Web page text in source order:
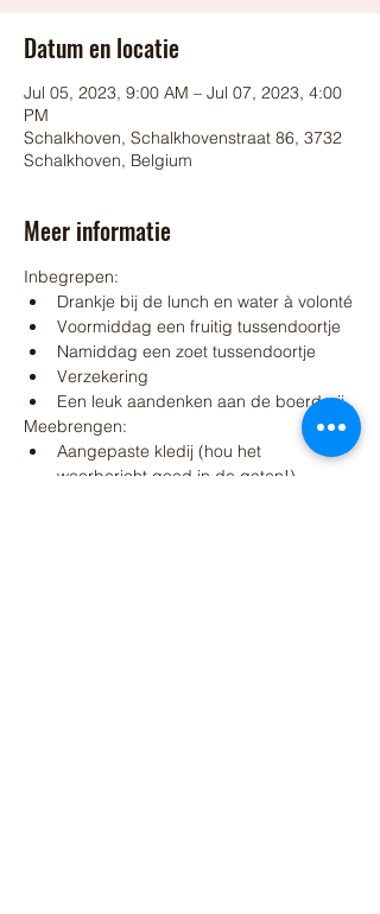
Datum en locatie
Jul 05, 2023, 9:00 AM – Jul 07, 2023, 4:00
PM
Schalkhoven, Schalkhovenstraat 86, 3732
Schalkhoven, Belgium
Meer informatie
Inbegrepen:
Drankje bij de lunch en water à volonté
Voormiddag een fruitig tussendoortje
Namiddag een zoet tussendoortje
Verzekering
Een leuk aandenken aan de boerderij
Meebrengen:
Aangepaste kledij (hou het
weerbericht goed in de gaten!)